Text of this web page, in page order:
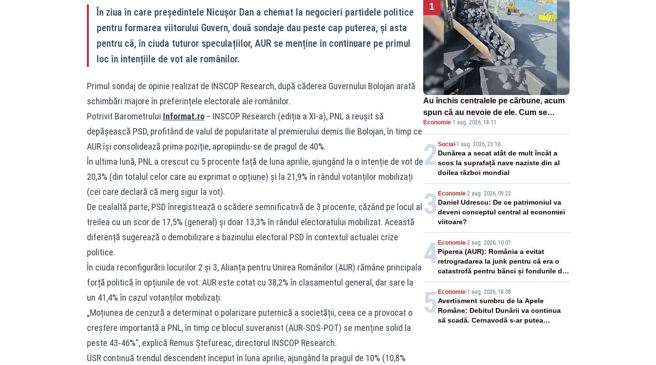
În ziua în care președintele Nicușor Dan a chemat la negocieri partidele politice
pentru formarea viitorului Guvern, două sondaje dau peste cap puterea, și asta
pentru că, în ciuda tuturor speculațiilor, AUR se menține în continuare pe primul
loc în intențiile de vot ale românilor.
Primul sondaj de opinie realizat de INSCOP Research, după căderea Guvernului Bolojan arată
schimbări majore în preferințele electorale ale românilor.
Potrivit Barometrului Informat.ro– INSCOP Research (ediția a XI-a), PNL a reușit să
depășească PSD, profitând de valul de popularitate al premierului demis Ilie Bolojan, în timp ce
AUR își consolidează prima poziție, apropiindu-se de pragul de 40%.
În ultima lună, PNL a crescut cu 5 procente față de luna aprilie, ajungând la o intenție de vot de
20,3% (din totalul celor care au exprimat o opțiune) și la 21,9% în rândul votanților mobilizați
(cei care declară că merg sigur la vot).
De cealaltă parte, PSD înregistrează o scădere semnificativă de 3 procente, căzând pe locul al
treilea cu un scor de 17,5% (general) și doar 13,3% în rândul electoratului mobilizat. Această
diferență sugerează o demobilizare a bazinului electoral PSD în contextul actualei crize
politice.
În ciuda reconfigurării locurilor 2 și 3, Alianța pentru Unirea Românilor (AUR) rămâne principala
forță politică în opțiunile de vot. AUR este cotat cu 38,2% în clasamentul general, dar sare la
un 41,4% în cazul votanților mobilizați.
„Moțiunea de cenzură a determinat o polarizare puternică a societății, ceea ce a provocat o
creștere importantă a PNL, în timp ce blocul suveranist (AUR-SOS-POT) se menține solid la
peste 43-46%”, explică Remus Ștefureac, directorul INSCOP Research.
USR continuă trendul descendent început în luna aprilie, ajungând la pragul de 10% (10,8%
1
Au închis centralele pe cărbune, acum
spun că au nevoie de ele. Cum se
pasează vina în plină criză energetică
Economie·1 aug. 2026, 18:11
2Social -1 aug. 2026, 23:10
Dunărea a secat atât de mult încât a
scos la suprafață nave naziste din al
doilea război mondial
3 Economie-2 aug. 2026, 09:22
Daniel Udrescu: De ce patrimoniul va
deveni conceptul central al economiei
viitoare?
4 Economie-2 aug. 2026, 10:01
Piperea (AUR): România a evitat
retrogradarea la junk pentru că era o
catastrofă pentru bănci și fondurile de
pensii
5 Economie-1 aug. 2026, 18:08
Avertisment sumbru de la Apele
Române: Debitul Dunării va continua
să scadă. Cernavodă s-ar putea